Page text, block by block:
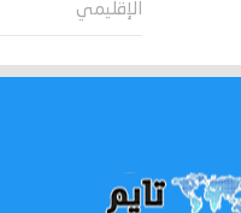
الإقليمي